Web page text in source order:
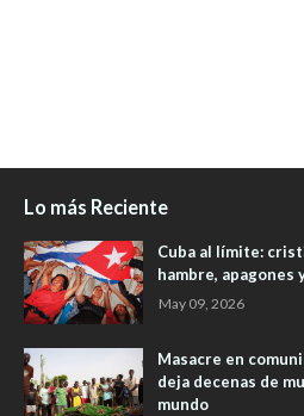
Lo más Reciente
Cuba al límite:
hambre, apagones
May 09, 2026
Masacre en
deja decenas de
mundo